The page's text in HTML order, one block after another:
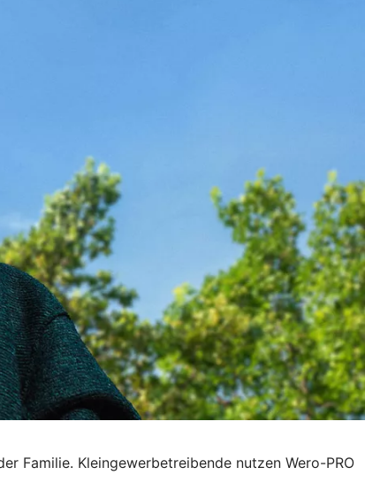
Familie. Kleingewerbetreibende nutzen Wero-PRO